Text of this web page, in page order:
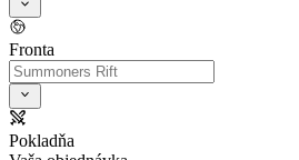
Fronta
Pokladňa